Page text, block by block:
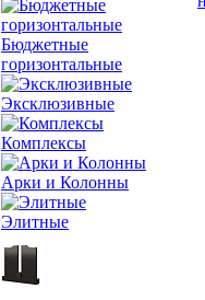
Бюджетные
горизонтальные
Эксклюзивные
Комплексы
Арки и Колонны
Элитные